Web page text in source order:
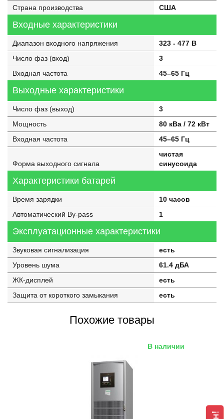
Страна производства
США
Входные характеристики
Диапазон входного напряжения
323 - 477 В
Число фаз (вход)
3
Входная частота
45–65 Гц
Выходные характеристики
Число фаз (выход)
3
Мощность
80 кВа / 72 кВт
Входная частота
45–65 Гц
Форма выходного сигнала
чистая
синусоида
Характеристики батарей
Время зарядки
10 часов
Автоматический By-pass
1
Эксплуатационные характеристики
Звуковая сигнализация
есть
Уровень шума
61.4 дБА
ЖК-дисплей
есть
Защита от короткого замыкания
есть
Похожие товары
В наличии